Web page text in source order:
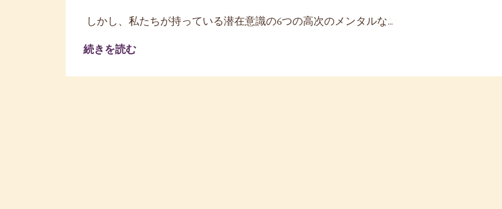
しかし、私たちが持っている潜在意識の6つの高次のメンタルな...
続きを読む